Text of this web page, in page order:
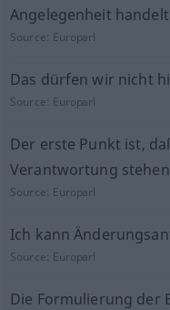
Angelegenheit
Source: Europarl
Das dürfen wir nicht
Source: Europarl
Der erste Punkt ist,
Verantwortung
Source: Europarl
Ich kann
Source: Europarl
Die Formulierung der